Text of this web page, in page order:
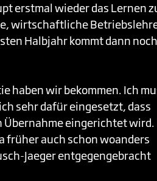
erstmal wieder das Lernen
wirtschaftliche
Halbjahr kommt dann noch
haben wir bekommen. Ich
sehr dafür eingesetzt, dass
eingerichtet wird.
früher auch schon woanders
Jaeger entgegengebracht